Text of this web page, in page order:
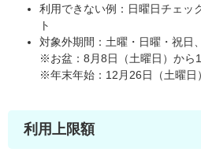
利用できない例：日曜日チェッ
ト
対象外期間：土曜・日曜・祝日
※お盆：8月8日（土曜日）から
※年末年始：12月26日（土曜日
利用上限額